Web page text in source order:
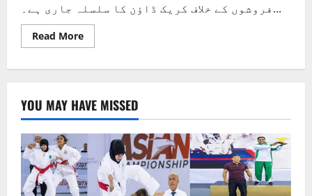
فروشوں کے خلاف کریک ڈاؤن کا سلسلہ جاری ہے۔...
Read MoreRead
more
کارروائی،بدنام
زمانہ
منشیات
فروش
گرفتار
YOU MAY HAVE MISSED